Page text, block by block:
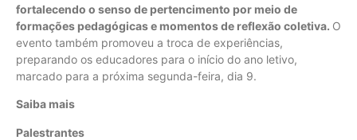
fortalecendo o senso de pertencimento por meio de
formações pedagógicas e momentos de reflexão coletiva. O
evento também promoveu a troca de experiências,
preparando os educadores para o início do ano letivo,
marcado para a próxima segunda-feira, dia 9.
Saiba mais
Palestrantes